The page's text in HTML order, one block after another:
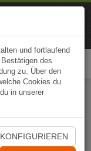
und fortlaufend
des
zu. Über den
Cookies du
in unserer
KONFIGURIEREN